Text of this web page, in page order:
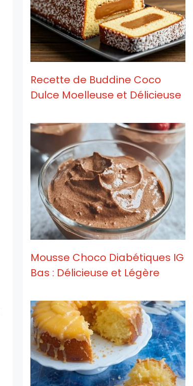
Recette de Buddine Coco
Dulce Moelleuse et Délicieuse
Mousse Choco Diabétiques IG
Bas : Délicieuse et Légère